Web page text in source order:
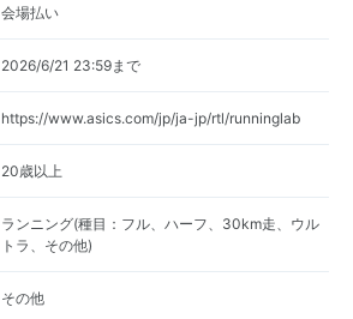
会場払い
2026/6/21 23:59まで
https://www.asics.com/jp/ja-jp/rtl/runninglab
20歳以上
ランニング(種目：フル、ハーフ、30km走、ウル
トラ、その他)
その他